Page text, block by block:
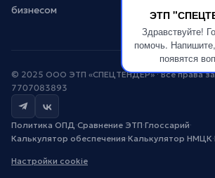
ЭТП
Здравствуйте!
помочь.
появятся
бизнесом
© 2025 ООО ЭТП «СПЕЦТЕНДЕР» · Все права
7707083893
Политика ОПД·Сравнение ЭТП·Глоссарий·
Калькулятор обеспечения·Калькулятор НМЦК·
Настройки cookie